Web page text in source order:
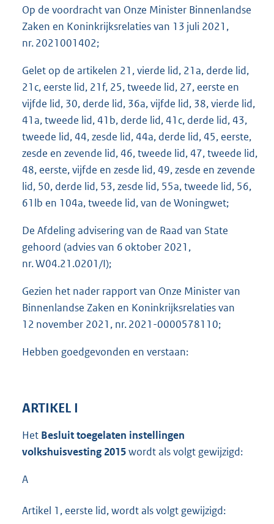
1
3
Op de voordracht van Onze Minister Binnenlandse
Zaken en Koninkrijksrelaties van 13 juli 2021,
nr. 2021001402;
Gelet op de artikelen 21, vierde lid, 21a, derde lid,
21c, eerste lid, 21f, 25, tweede lid, 27, eerste en
vijfde lid, 30, derde lid, 36a, vijfde lid, 38, vierde lid,
41a, tweede lid, 41b, derde lid, 41c, derde lid, 43,
tweede lid, 44, zesde lid, 44a, derde lid, 45, eerste,
zesde en zevende lid, 46, tweede lid, 47, tweede lid,
48, eerste, vijfde en zesde lid, 49, zesde en zevende
lid, 50, derde lid, 53, zesde lid, 55a, tweede lid, 56,
61lb en 104a, tweede lid, van de Woningwet;
De Afdeling advisering van de Raad van State
gehoord (advies van 6 oktober 2021,
nr. W04.21.0201/I);
Gezien het nader rapport van Onze Minister van
Binnenlandse Zaken en Koninkrijksrelaties van
12 november 2021, nr. 2021-0000578110;
Hebben goedgevonden en verstaan:
ARTIKEL I
Het Besluit toegelaten instellingen
volkshuisvesting 2015wordt als volgt gewijzigd:
A
Artikel 1, eerste lid, wordt als volgt gewijzigd: